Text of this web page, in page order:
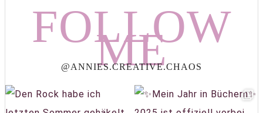
FOLLOW
ME
@ANNIES.CREATIVE.CHAOS